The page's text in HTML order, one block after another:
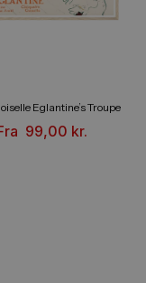
Eglantine’s Troupe
99,00 kr.